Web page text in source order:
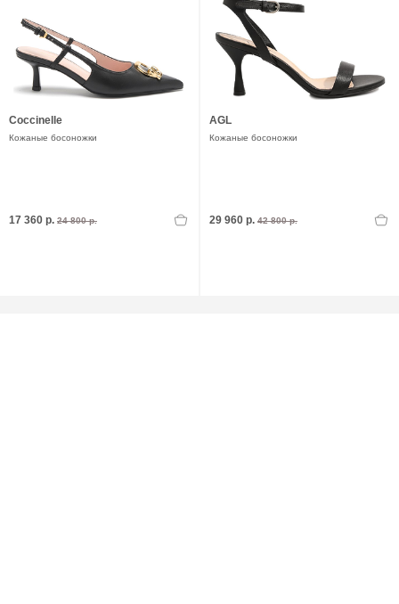
Coccinelle
Кожаные босоножки
17 360 р. 24 800 р.
AGL
Кожаные босоножки
29 960 р. 42 800 р.